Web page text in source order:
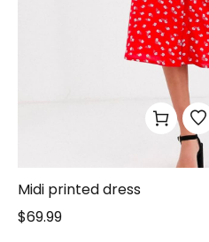
Midi printed dress
$69.99